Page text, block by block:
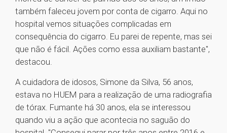
também faleceu jovem por conta de cigarro. Aqui no
hospital vemos situações complicadas em
consequência do cigarro. Eu parei de repente, mas sei
que não é fácil. Ações como essa auxiliam bastante",
destacou.
A cuidadora de idosos, Simone da Silva, 56 anos,
estava no HUEM para a realização de uma radiografia
de tórax. Fumante há 30 anos, ela se interessou
quando viu a ação que acontecia no saguão do